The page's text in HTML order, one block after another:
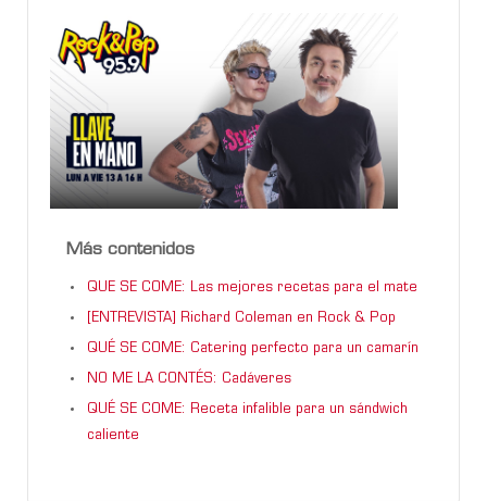
Más contenidos
QUE SE COME: Las mejores recetas para el mate
[ENTREVISTA] Richard Coleman en Rock & Pop
QUÉ SE COME: Catering perfecto para un camarín
NO ME LA CONTÉS: Cadáveres
QUÉ SE COME: Receta infalible para un sándwich
caliente